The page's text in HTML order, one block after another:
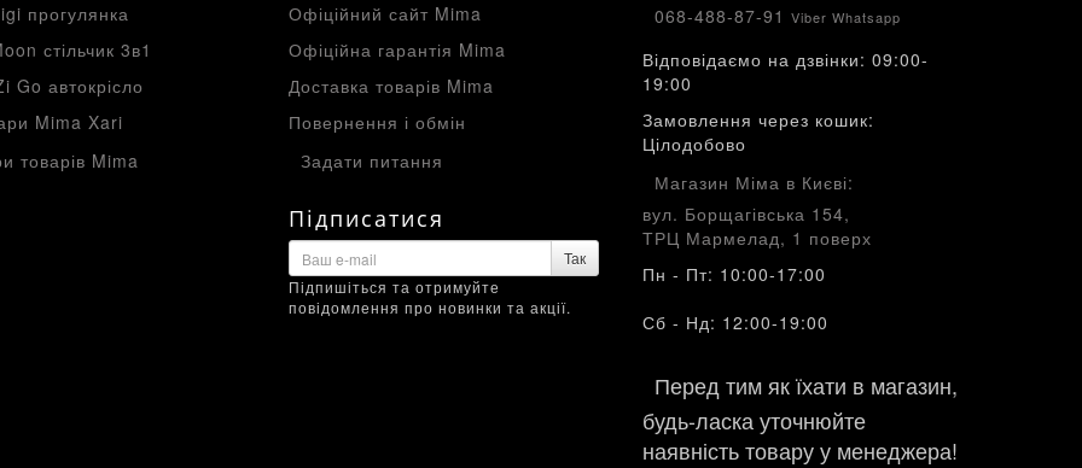
прогулянка
стільчик 3в1
Go автокрісло
Mima Xari
товарів Mima
Офіційний сайт Mima
Офіційна гарантія Mima
Доставка товарів Mima
Повернення і обмін
Задати питання
Підписатися
Так
Підпишіться та отримуйте
повідомлення про новинки та акції.
068-488-87-91 Viber Whatsapp
Відповідаємо на дзвінки: 09:00-
19:00
Замовлення через кошик:
Цілодобово
Магазин Міма в Києві:
вул. Борщагівська 154,
ТРЦ Мармелад, 1 поверх
Пн - Пт: 10:00-17:00
Сб - Нд: 12:00-19:00
Перед тим як їхати в магазин,
будь-ласка уточнюйте
наявність товару у менеджера!